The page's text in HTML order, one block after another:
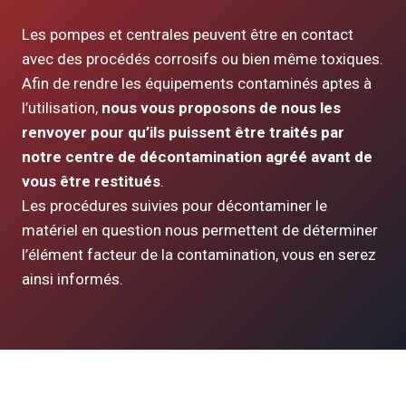
Les pompes et centrales peuvent être en contact
avec des procédés corrosifs ou bien même toxiques.
Afin de rendre les équipements contaminés aptes à
l’utilisation, nous vous proposons de nous les
renvoyer pour qu’ils puissent être traités par
notre centre de décontamination agréé avant de
vous être restitués.
Les procédures suivies pour décontaminer le
matériel en question nous permettent de déterminer
l’élément facteur de la contamination, vous en serez
ainsi informés.